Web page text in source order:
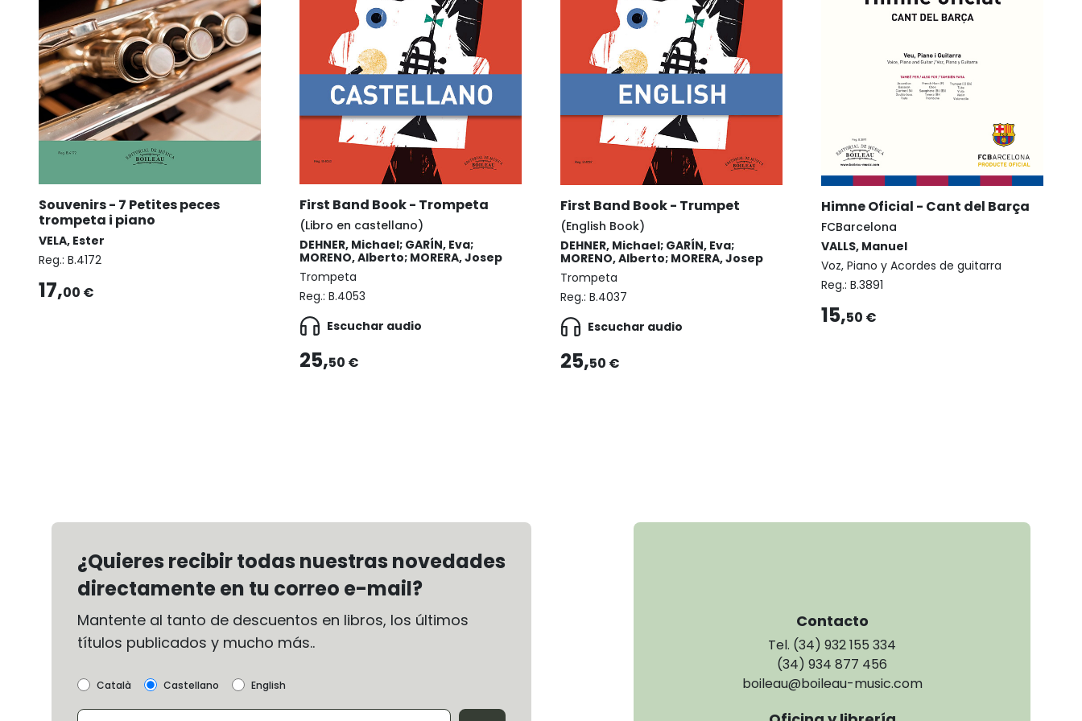
Souvenirs - 7 Petites peces
trompeta i piano
VELA, Ester
Reg.: B.4172
17,00 €
First Band Book - Trompeta
(Libro en castellano)
DEHNER, Michael; GARÍN, Eva;
MORENO, Alberto; MORERA, Josep
Trompeta
Reg.: B.4053
Escuchar audio
25,50 €
First Band Book - Trumpet
(English Book)
DEHNER, Michael; GARÍN, Eva;
MORENO, Alberto; MORERA, Josep
Trompeta
Reg.: B.4037
Escuchar audio
25,50 €
Himne Oficial - Cant del Barça
FCBarcelona
VALLS, Manuel
Voz, Piano y Acordes de guitarra
Reg.: B.3891
15,50 €
¿Quieres recibir todas nuestras novedades
directamente en tu correo e-mail?
Mantente al tanto de descuentos en libros, los últimos
títulos publicados y mucho más..
Català Castellano English
Contacto
Tel. (34) 932 155 334
(34) 934 877 456
boileau@boileau-music.com